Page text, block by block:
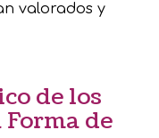
valorados y
de los
de